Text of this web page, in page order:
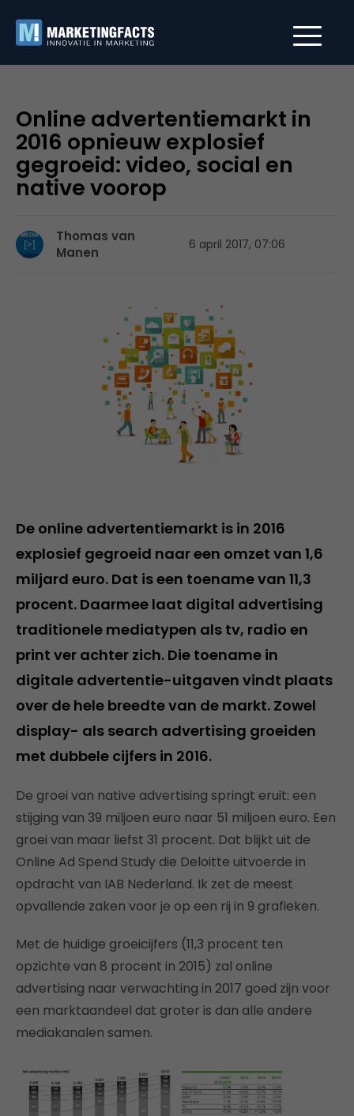
Online advertentiemarkt in
2016 opnieuw explosief
gegroeid: video, social en
native voorop
Thomas van
Manen
6 april 2017, 07:06
De online advertentiemarkt is in 2016
explosief gegroeid naar een omzet van 1,6
miljard euro. Dat is een toename van 11,3
procent. Daarmee laat digital advertising
traditionele mediatypen als tv, radio en
print ver achter zich. Die toename in
digitale advertentie-uitgaven vindt plaats
over de hele breedte van de markt. Zowel
display- als search advertising groeiden
met dubbele cijfers in 2016.
De groei van native advertising springt eruit: een
stijging van 39 miljoen euro naar 51 miljoen euro. Een
groei van maar liefst 31 procent. Dat blijkt uit de
Online Ad Spend Study die Deloitte uitvoerde in
opdracht van IAB Nederland. Ik zet de meest
opvallende zaken voor je op een rij in 9 grafieken.
Met de huidige groeicijfers (11,3 procent ten
opzichte van 8 procent in 2015) zal online
advertising naar verwachting in 2017 goed zijn voor
een marktaandeel dat groter is dan alle andere
mediakanalen samen.